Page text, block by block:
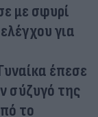
με σφυρί
για
έπεσε
σύζυγό της
το